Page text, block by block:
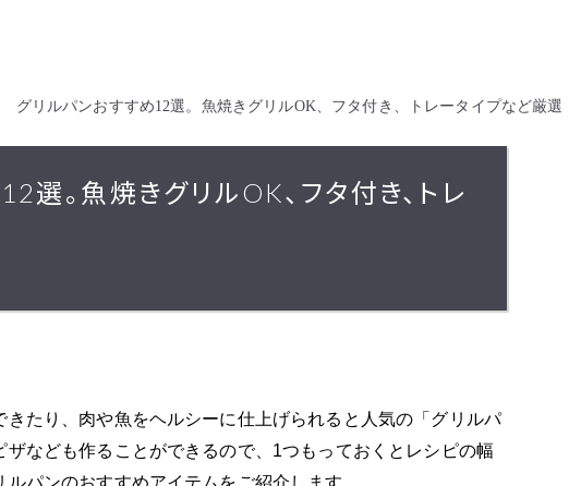
グリルパンおすすめ12選。魚焼きグリルOK、フタ付き、トレータイプなど厳選
選。魚焼きグリルOK、フタ付き、トレ
たり、肉や魚をヘルシーに仕上げられると人気の「グリルパ
なども作ることができるので、1つもっておくとレシピの幅
パンのおすすめアイテムをご紹介します。